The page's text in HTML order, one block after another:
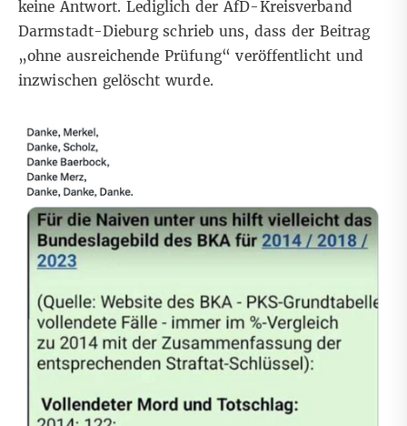
keine Antwort. Lediglich der AfD-Kreisverband
Darmstadt-Dieburg schrieb uns, dass der Beitrag
„ohne ausreichende Prüfung“ veröffentlicht und
inzwischen gelöscht wurde.